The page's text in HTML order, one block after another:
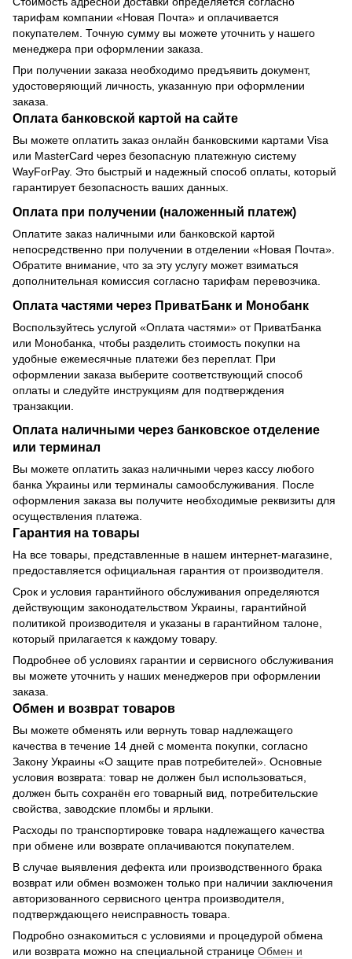
тарифам компании «Новая Почта» и оплачивается
покупателем. Точную сумму вы можете уточнить у нашего
менеджера при оформлении заказа.
При получении заказа необходимо предъявить документ,
удостоверяющий личность, указанную при оформлении
заказа.
Оплата банковской картой на сайте
Вы можете оплатить заказ онлайн банковскими картами Visa
или MasterCard через безопасную платежную систему
WayForPay. Это быстрый и надежный способ оплаты, который
гарантирует безопасность ваших данных.
Оплата при получении (наложенный платеж)
Оплатите заказ наличными или банковской картой
непосредственно при получении в отделении «Новая Почта».
Обратите внимание, что за эту услугу может взиматься
дополнительная комиссия согласно тарифам перевозчика.
Оплата частями через ПриватБанк и Монобанк
Воспользуйтесь услугой «Оплата частями» от ПриватБанка
или Монобанка, чтобы разделить стоимость покупки на
удобные ежемесячные платежи без переплат. При
оформлении заказа выберите соответствующий способ
оплаты и следуйте инструкциям для подтверждения
транзакции.
Оплата наличными через банковское отделение
или терминал
Вы можете оплатить заказ наличными через кассу любого
банка Украины или терминалы самообслуживания. После
оформления заказа вы получите необходимые реквизиты для
осуществления платежа.
Гарантия на товары
На все товары, представленные в нашем интернет-магазине,
предоставляется официальная гарантия от производителя.
Срок и условия гарантийного обслуживания определяются
действующим законодательством Украины, гарантийной
политикой производителя и указаны в гарантийном талоне,
который прилагается к каждому товару.
Подробнее об условиях гарантии и сервисного обслуживания
вы можете уточнить у наших менеджеров при оформлении
заказа.
Обмен и возврат товаров
Вы можете обменять или вернуть товар надлежащего
качества в течение 14 дней с момента покупки, согласно
Закону Украины «О защите прав потребителей». Основные
условия возврата: товар не должен был использоваться,
должен быть сохранён его товарный вид, потребительские
свойства, заводские пломбы и ярлыки.
Расходы по транспортировке товара надлежащего качества
при обмене или возврате оплачиваются покупателем.
В случае выявления дефекта или производственного брака
возврат или обмен возможен только при наличии заключения
авторизованного сервисного центра производителя,
подтверждающего неисправность товара.
Подробно ознакомиться с условиями и процедурой обмена
или возврата можно на специальной странице Обмен и